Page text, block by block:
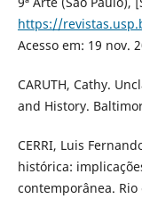
https://
Acesso em: 19 nov.
CARUTH, Cathy.
and History.
CERRI, Luis
histórica:
contemporânea. Rio